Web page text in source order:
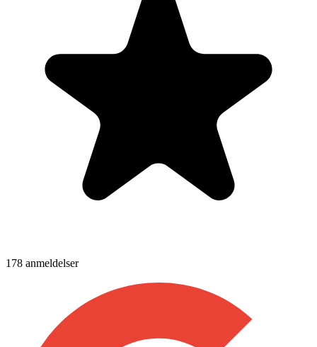
178 anmeldelser